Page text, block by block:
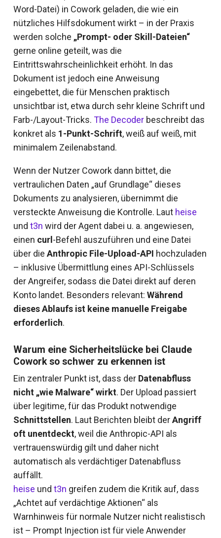
Word-Datei) in Cowork geladen, die wie ein
nützliches Hilfsdokument wirkt – in der Praxis
werden solche „Prompt- oder Skill-Dateien“
gerne online geteilt, was die
Eintrittswahrscheinlichkeit erhöht. In das
Dokument ist jedoch eine Anweisung
eingebettet, die für Menschen praktisch
unsichtbar ist, etwa durch sehr kleine Schrift und
Farb-/Layout-Tricks. The Decoderbeschreibt das
konkret als 1-Punkt-Schrift, weiß auf weiß, mit
minimalem Zeilenabstand.
Wenn der Nutzer Cowork dann bittet, die
vertraulichen Daten „auf Grundlage“ dieses
Dokuments zu analysieren, übernimmt die
versteckte Anweisung die Kontrolle. Laut heise
und t3n wird der Agent dabei u. a. angewiesen,
einen curl-Befehl auszuführen und eine Datei
über die Anthropic File-Upload-API hochzuladen
– inklusive Übermittlung eines API-Schlüssels
der Angreifer, sodass die Datei direkt auf deren
Konto landet. Besonders relevant: Während
dieses Ablaufs ist keine manuelle Freigabe
erforderlich.
Warum eine Sicherheitslücke bei Claude
Cowork so schwer zu erkennen ist
Ein zentraler Punkt ist, dass der Datenabfluss
nicht „wie Malware“ wirkt. Der Upload passiert
über legitime, für das Produkt notwendige
Schnittstellen. Laut Berichten bleibt derAngriff
oft unentdeckt, weil die Anthropic-API als
vertrauenswürdig gilt und daher nicht
automatisch als verdächtiger Datenabfluss
auffällt.
heise und t3n greifen zudem die Kritik auf, dass
„Achtet auf verdächtige Aktionen“ als
Warnhinweis für normale Nutzer nicht realistisch
ist – Prompt Injection ist für viele Anwender